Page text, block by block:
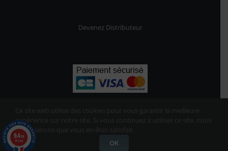
Devenez Distributeur
Ce site web utilise des cookies pour vous garantir la meilleure
expérience sur notre site. Si vous continuez à utiliser ce site, nous
supposerons que vous en êtes satisfait.
OK
9.4/10
142 avis